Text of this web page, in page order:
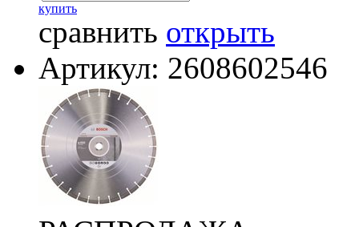
купить
сравнить открыть
Артикул: 2608602546